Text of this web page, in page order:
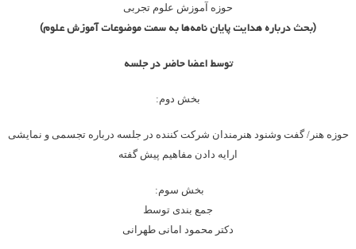
حوزه آموزش علوم تجربی
(بحث درباره هدایت پایان نامه‌ها به سمت موضوعات آموزش علوم)
توسط اعضا حاضر در جلسه
بخش دوم:
حوزه هنر/ گفت وشنود هنرمندان شرکت کننده در جلسه درباره تجسمی و نمایشی
ارایه دادن مفاهیم پیش گفته
بخش سوم:
جمع بندی توسط
دکتر محمود امانی طهرانی